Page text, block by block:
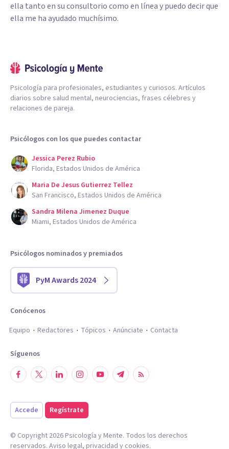
ella tanto en su consultorio como en línea y puedo decir que
ella me ha ayudado muchísimo.
Psicología para profesionales, estudiantes y curiosos. Artículos
diarios sobre salud mental, neurociencias, frases célebres y
relaciones de pareja.
Psicólogos con los que puedes contactar
Jessica Perez Rubio
Florida, Estados Unidos de América
Maria De Jesus Gutierrez Tellez
San Francisco, Estados Unidos de América
Sandra Milena Jimenez Duque
Miami, Estados Unidos de América
Psicólogos nominados y premiados
PyM Awards 2024
Conócenos
Equipo
Redactores Tópicos Anúnciate Contacta
Síguenos
Accede Regístrate
© Copyright 2026Psicología y Mente. Todos los derechos
reservados. Aviso legal, privacidad y cookies.